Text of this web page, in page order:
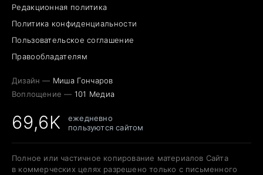
Редакционная политика
Политика конфиденциальности
Пользовательское соглашение
Правообладателям
Дизайн — Миша Гончаров
Воплощение — 101 Медиа
69,6K
ежедневно
пользуются сайтом
Полное или частичное копирование материалов Сайта
в коммерческих целях разрешено только с письменного